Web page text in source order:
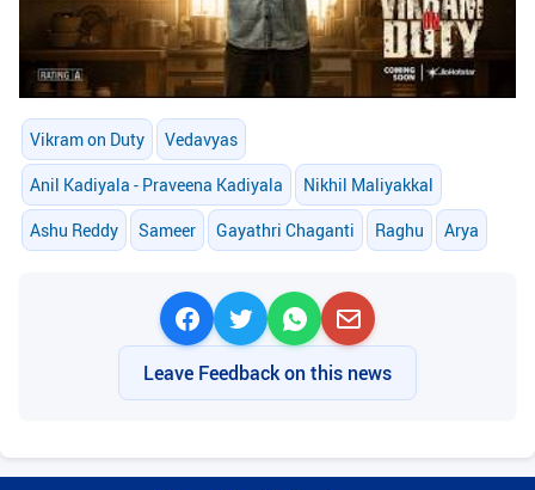
Vikram on Duty Vedavyas
Anil Kadiyala - Praveena Kadiyala Nikhil Maliyakkal
Ashu Reddy Sameer Gayathri Chaganti Raghu Arya
Leave Feedback on this news